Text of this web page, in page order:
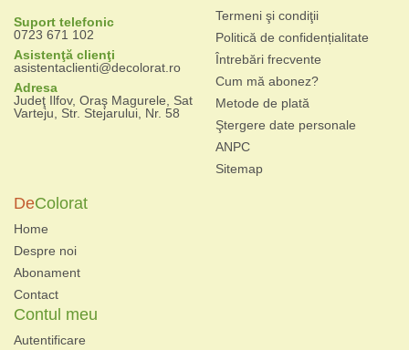
Suport telefonic
0723 671 102
Asistenţă clienţi
asistentaclienti@decolorat.ro
Adresa
Judeţ Ilfov, Oraş Magurele, Sat
Varteju, Str. Stejarului, Nr. 58
Termeni şi condiţii
Politică de confidențialitate
Întrebări frecvente
Cum mă abonez?
Metode de plată
Ştergere date personale
ANPC
Sitemap
DeColorat
Home
Despre noi
Abonament
Contact
Contul meu
Autentificare